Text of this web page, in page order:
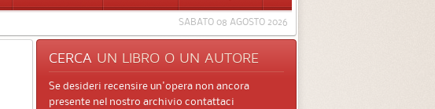
SABATO 08 AGOSTO 2026
CERCA UN LIBRO O UN AUTORE
Se desideri recensire un'opera non ancora
presente nel nostro archivio contattaci